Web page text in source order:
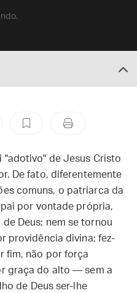
"adotivo" de Jesus Cristo
De fato, diferentemente
comuns, o patriarca da
por vontade própria,
Deus; nem se tornou
providência divina; fez-
fim, não por força
graça do alto — sem a
de Deus ser-lhe